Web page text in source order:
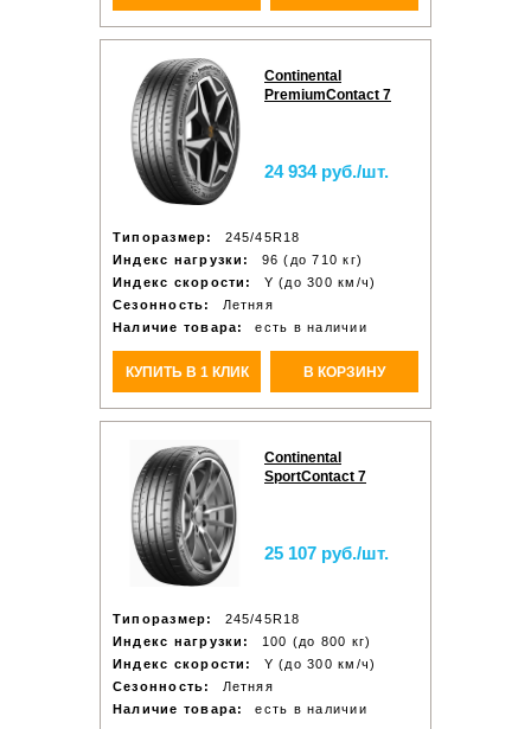
Continental
PremiumContact 7
24 934 руб./шт.
Типоразмер:
245/45R18
Индекс нагрузки:
96 (до 710 кг)
Индекс скорости:
Y (до 300 км/ч)
Сезонность:
Летняя
Наличие товара:
есть в наличии
КУПИТЬ В 1 КЛИК В КОРЗИНУ
Continental
SportContact 7
25 107 руб./шт.
Типоразмер:
245/45R18
Индекс нагрузки:
100 (до 800 кг)
Индекс скорости:
Y (до 300 км/ч)
Сезонность:
Летняя
Наличие товара:
есть в наличии